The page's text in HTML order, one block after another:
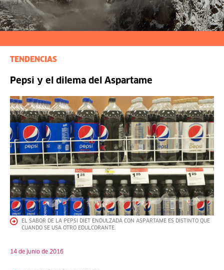
TENDENCIAS
Pepsi y el dilema del Aspartame
EL SABOR DE LA PEPSI DIET ENDULZADA CON ASPARTAME ES DISTINTO QUE
CUANDO SE USA OTRO EDULCORANTE.
14 de junio de 2016